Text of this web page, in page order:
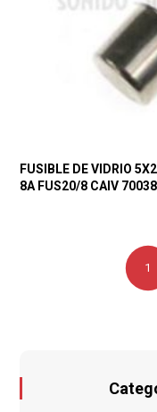
FUSIBLE DE VIDRIO
8A FUS20/8 CAIV
1